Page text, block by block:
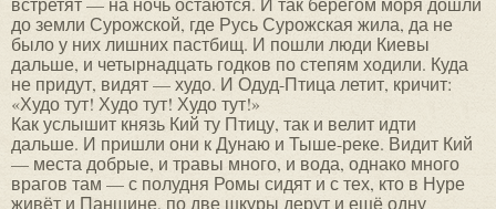
до земли Сурожской, где Русь Сурожская жила, да не
было у них лишних пастбищ. И пошли люди Киевы
дальше, и четырнадцать годков по степям ходили. Куда
не придут, видят — худо. И Одуд-Птица летит, кричит:
«Худо тут! Худо тут! Худо тут!»
Как услышит князь Кий ту Птицу, так и велит идти
дальше. И пришли они к Дунаю и Тыше-реке. Видит Кий
— места добрые, и травы много, и вода, однако много
врагов там — с полудня Ромы сидят и с тех, кто в Нуре
живёт и Панщине, по две шкуры дерут и ещё одну